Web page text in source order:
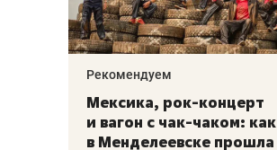
Рекомендуем
Мексика, рок-концерт
и вагон с чак-чаком: как
в Менделеевске прошла